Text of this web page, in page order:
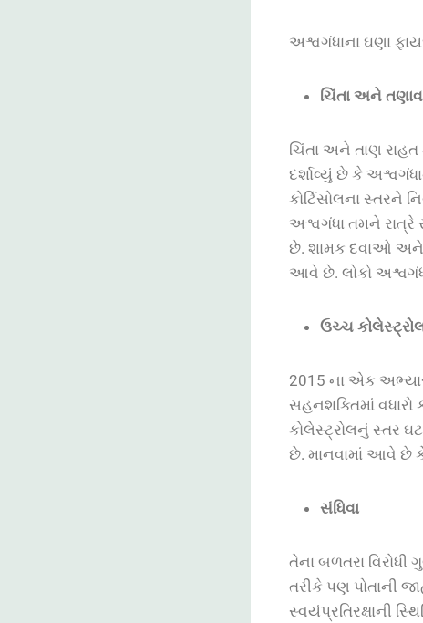
અશ્વગંધાના ઘણા
ચિંતા અને તણાવ
ચિંતા અને તાણ
દર્શાવ્યું છે કે
કોર્ટિસોલના સ્તરને
અશ્વગંધા તમને રાત્રે
છે. શામક દવાઓ અને
આવે છે. લોકો
ઉચ્ચ
2015 ના એક
સહનશક્તિમાં વધારો
કોલેસ્ટ્રોલનું સ્તર
છે. માનવામાં આવે છે
સંધિવા
તેના બળતરા વિરોધી
તરીકે પણ પોતાની
સ્વયંપ્રતિરક્ષાની